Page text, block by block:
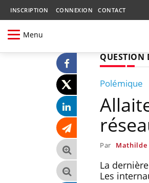
INSCRIPTION CONNEXION CONTACT
Menu
QUESTION
Polémique
Par Mathilde
La
Les